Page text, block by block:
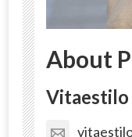
About
Vitaestilo